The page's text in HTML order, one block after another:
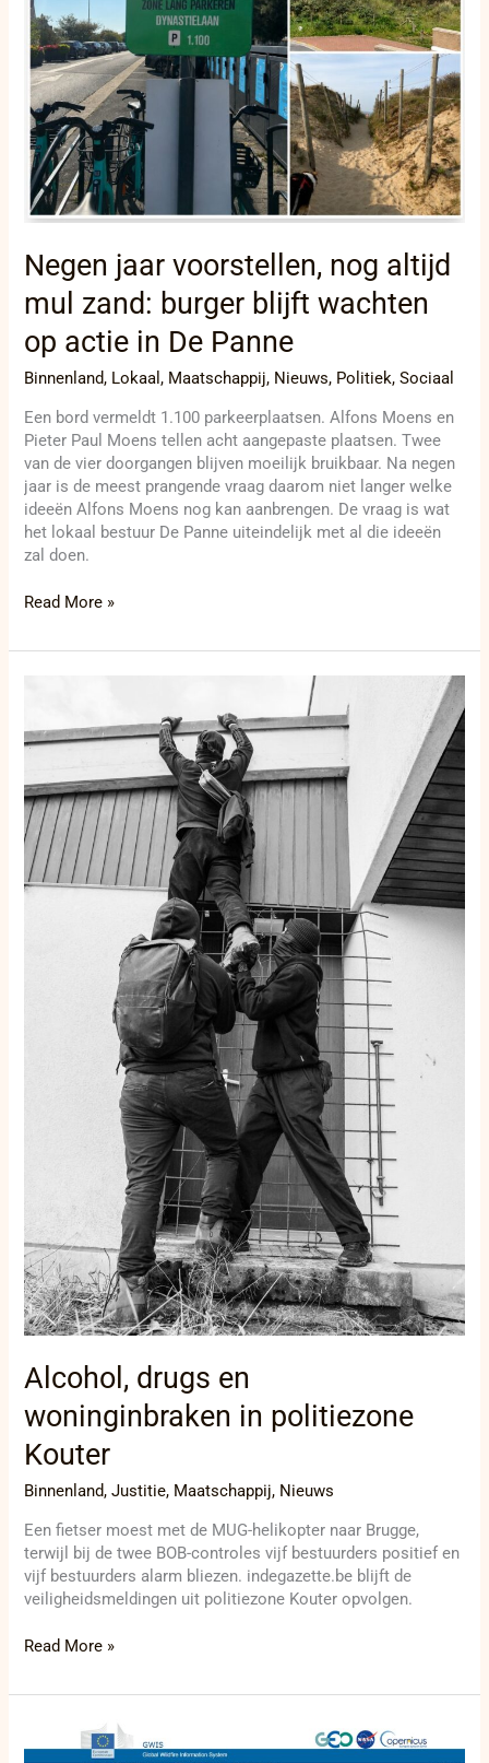
Negen jaar voorstellen, nog altijd
mul zand: burger blijft wachten
op actie in De Panne
Binnenland, Lokaal, Maatschappij, Nieuws, Politiek,Sociaal
Een bord vermeldt 1.100 parkeerplaatsen. Alfons Moens en
Pieter Paul Moens tellen acht aangepaste plaatsen. Twee
van de vier doorgangen blijven moeilijk bruikbaar. Na negen
jaar is de meest prangende vraag daarom niet langer welke
ideeën Alfons Moens nog kan aanbrengen. De vraag is wat
het lokaal bestuur De Panne uiteindelijk met al die ideeën
zal doen.
mul
zand:
burger
blijft
wachten
op
actie
in
De
Panne
Read More »
Alcohol, drugs en
woninginbraken in politiezone
Kouter
Binnenland,Justitie, Maatschappij, Nieuws
Een fietser moest met de MUG-helikopter naar Brugge,
terwijl bij de twee BOB-controles vijf bestuurders positief en
vijf bestuurders alarm bliezen. indegazette.be blijft de
veiligheidsmeldingen uit politiezone Kouter opvolgen.
en
woninginbraken
politiezone
Kouter
Read More »
Bosbranden
trekken